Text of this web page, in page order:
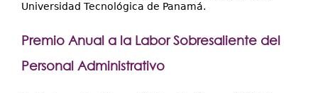
Universidad Tecnológica de Panamá.
Premio Anual a la Labor Sobresaliente del
Personal Administrativo